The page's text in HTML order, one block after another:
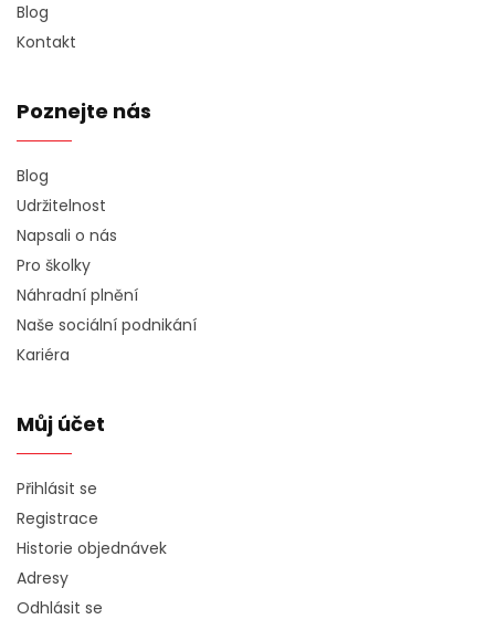
Blog
Kontakt
Poznejte nás
Blog
Udržitelnost
Napsali o nás
Pro školky
Náhradní plnění
Naše sociální podnikání
Kariéra
Můj účet
Přihlásit se
Registrace
Historie objednávek
Adresy
Odhlásit se